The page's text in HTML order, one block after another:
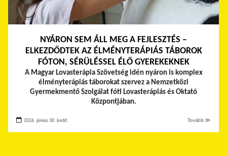
NYÁRON SEM ÁLL MEG A FEJLESZTÉS –
ELKEZDŐDTEK AZ ÉLMÉNYTERÁPIÁS TÁBOROK
FÓTON, SÉRÜLÉSSEL ÉLŐ GYEREKEKNEK
A Magyar Lovasterápia Szövetség idén nyáron is komplex
élményterápiás táborokat szervez a Nemzetközi
Gyermekmentő Szolgálat fóti Lovasterápiás és Oktató
Központjában.
2026. június 30. kedd Tovább ≫